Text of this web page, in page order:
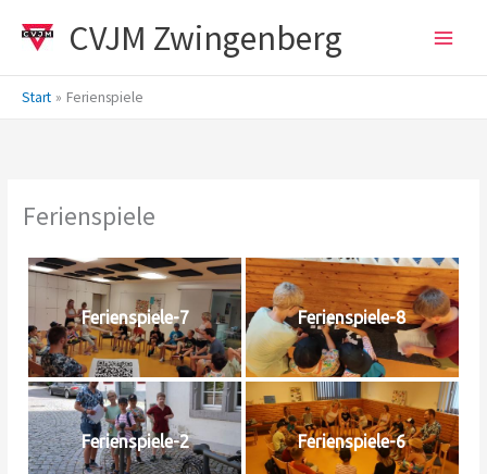
Inhalt
CVJM Zwingenberg
Start Ferienspiele
Ferienspiele
Ferienspiele-7 Ferienspiele-8
Ferienspiele-2 Ferienspiele-6